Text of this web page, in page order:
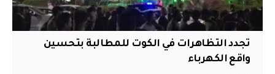
تجدد التظاهرات في الكوت للمطالبة بتحسين
واقع الكهرباء